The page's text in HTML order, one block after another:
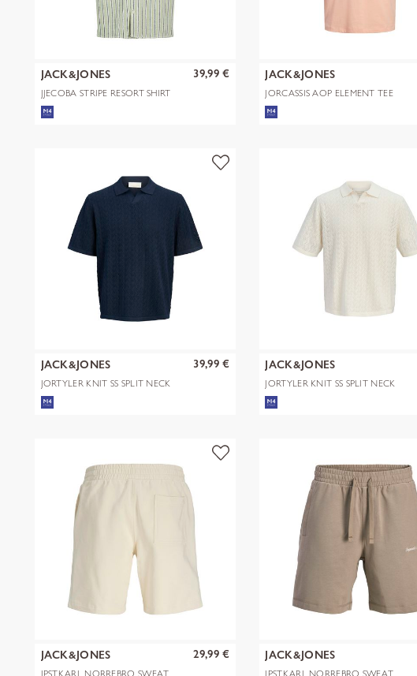
JACK&JONES
JJECOBA STRIPE RESORT SHIRT
39,99 € JACK&JONES
JORCASSIS AOP ELEMENT TEE
JACK&JONES
JORTYLER KNIT SS SPLIT NECK
39,99 € JACK&JONES
JORTYLER KNIT SS SPLIT NECK
JACK&JONES
JPSTKARL NORREBRO SWEAT
29,99 € JACK&JONES
JPSTKARL NORREBRO SWEAT